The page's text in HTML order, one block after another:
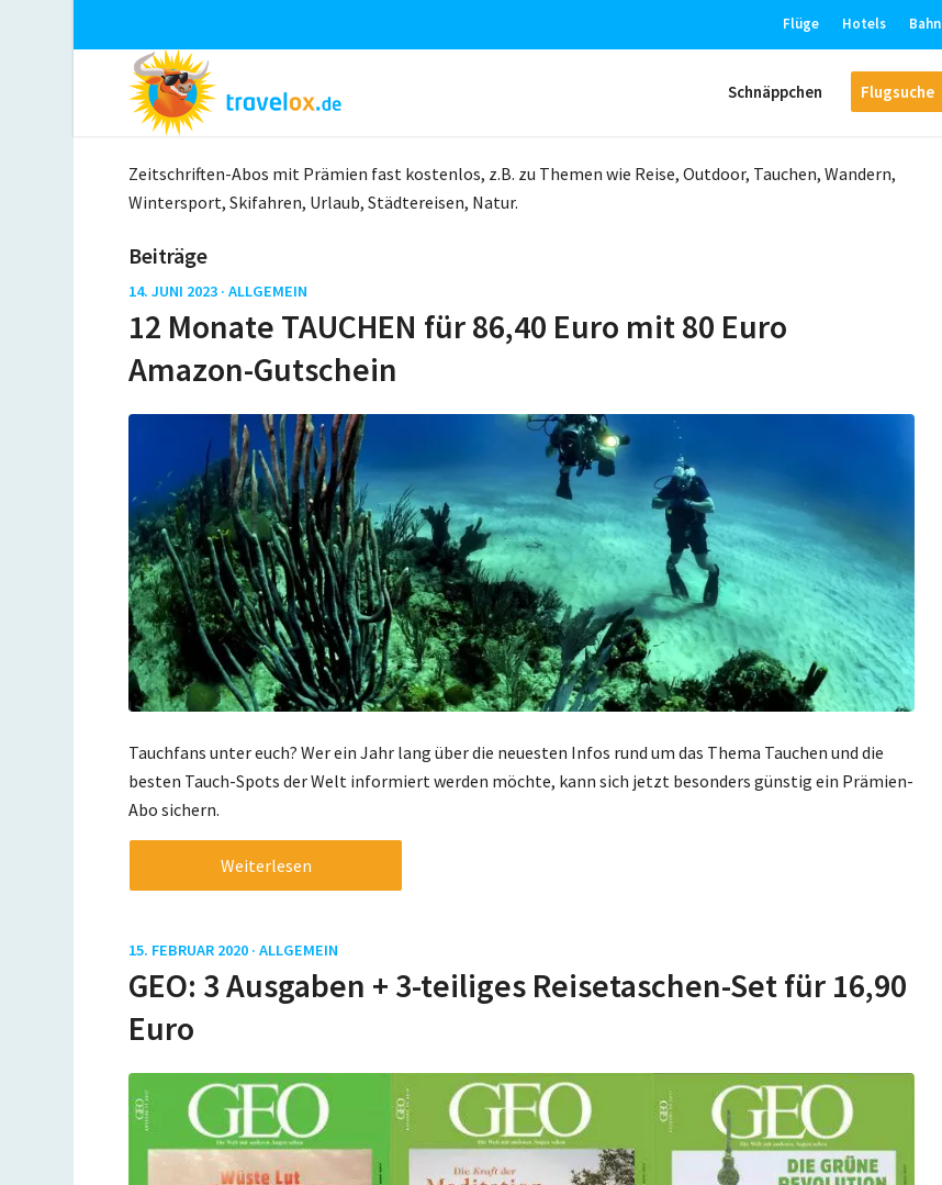
Flüge Hotels Bahn
Schnäppchen Flugsuche
Zeitschriften-Abos mit Prämien fast kostenlos, z.B. zu Themen wie Reise, Outdoor, Tauchen, Wandern,
Wintersport, Skifahren, Urlaub, Städtereisen, Natur.
Beiträge
14. JUNI 2023 ·ALLGEMEIN
12 Monate TAUCHEN für 86,40 Euro mit 80 Euro
Amazon-Gutschein
Tauchfans unter euch? Wer ein Jahr lang über die neuesten Infos rund um das Thema Tauchen und die
besten Tauch-Spots der Welt informiert werden möchte, kann sich jetzt besonders günstig ein Prämien-
Abo sichern.
Weiterlesen
15. FEBRUAR 2020 ·ALLGEMEIN
GEO: 3 Ausgaben + 3-teiliges Reisetaschen-Set für 16,90
Euro